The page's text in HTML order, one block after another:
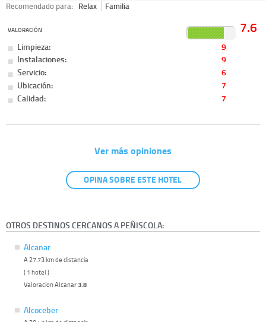
Recomendado para: Relax Familia
VALORACIÓN 7.6
Limpieza:
9
Instalaciones:
9
Servicio:
6
Ubicación:
7
Calidad:
7
Ver más opiniones
OPINA SOBRE ESTE HOTEL
OTROS DESTINOS CERCANOS A PEÑISCOLA:
Alcanar
A 27.73 km de distancia
( 1 hotel )
Valoracion Alcanar3.8
Alcoceber